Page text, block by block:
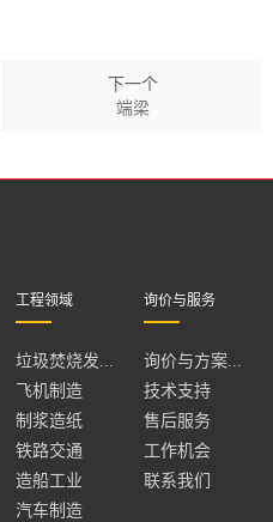
下一个
端梁
工程领域
垃圾焚烧发...
飞机制造
制浆造纸
铁路交通
造船工业
汽车制造
询价与服务
询价与方案...
技术支持
售后服务
工作机会
联系我们